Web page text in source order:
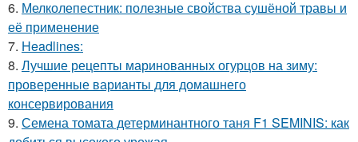
6. Мелколепестник: полезные свойства сушёной травы и
её применение
7. Headlines:
8. Лучшие рецепты маринованных огурцов на зиму:
проверенные варианты для домашнего
консервирования
9. Семена томата детерминантного таня F1 SEMINIS: как